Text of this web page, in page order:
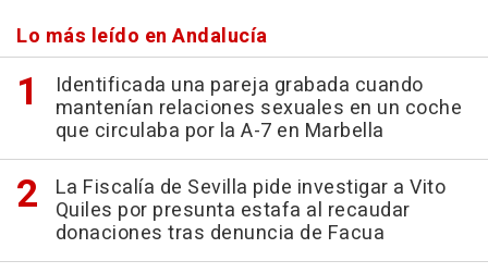
Lo más leído en Andalucía
Identificada una pareja grabada cuando
mantenían relaciones sexuales en un coche
que circulaba por la A-7 en Marbella
La Fiscalía de Sevilla pide investigar a Vito
Quiles por presunta estafa al recaudar
donaciones tras denuncia de Facua